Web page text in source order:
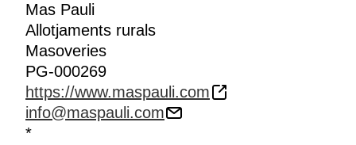
Mas Pauli
Allotjaments rurals
Masoveries
PG-000269
https://www.maspauli.com
info@maspauli.com
*